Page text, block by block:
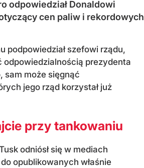
odpowiedział Donaldowi
cen paliw i rekordowych
podpowiedział szefowi rządu,
odpowiedzialnością prezydenta
sam może sięgnąć
jego rząd korzystał już
przy tankowaniu
odniósł się w mediach
opublikowanych właśnie